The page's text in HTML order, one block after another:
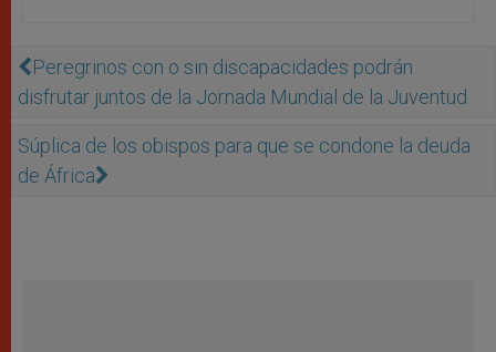
Peregrinos con o sin discapacidades podrán
disfrutar juntos de la Jornada Mundial de la Juventud
Súplica de los obispos para que se condone la deuda
de África